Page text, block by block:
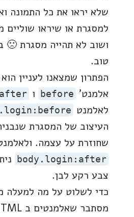
שלא יראו את כל התמונה
למסגרת או שיראו שוליים
ושוב לא תהייה מסגרת 🙁
טוב.
הפתרון שמצאנו לעניין
אלמנט' before ו after
לאלמנט
העיצוב של המסגרת
שחוזרת על עצמה.
body.login:after
צבע רקע לבן.
כדי לשלוט על מה למעלה